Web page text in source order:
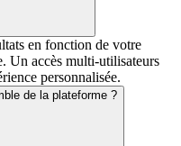
en fonction de votre
Un accès multi-utilisateurs
personnalisée.
de la plateforme ?